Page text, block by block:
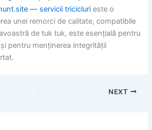
— servicii tricicluri este o
unei remorci de calitate, compatibile
de tuk tuk, este esențială pentru
pentru menținerea integrității
NEXT